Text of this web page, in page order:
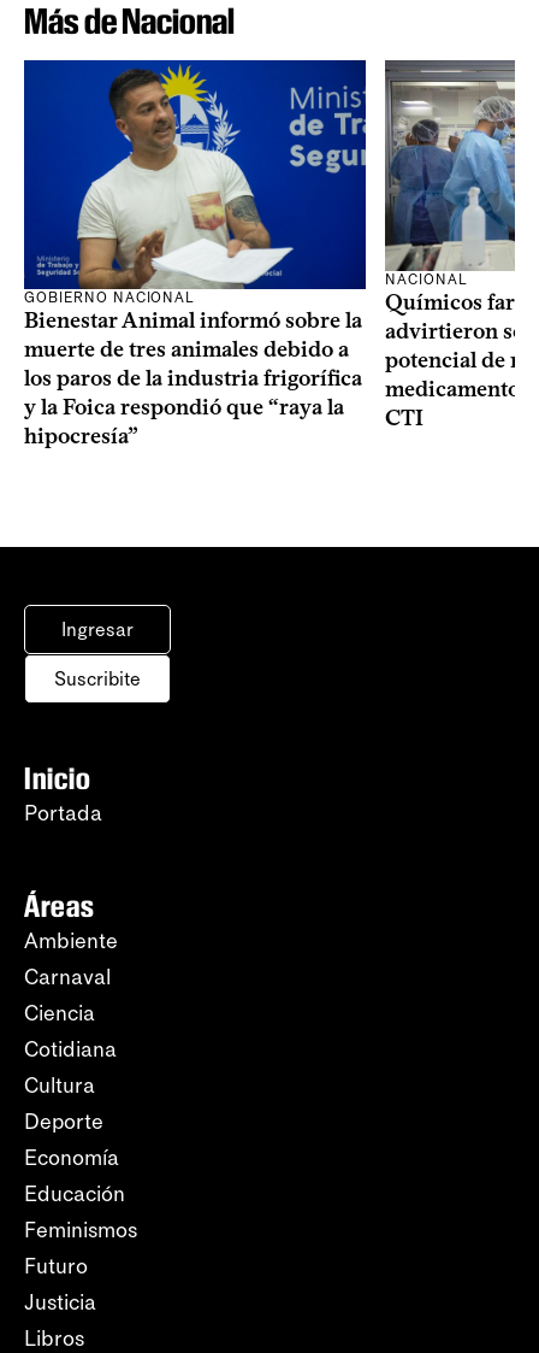
Más de Nacional
GOBIERNO NACIONAL
Bienestar Animal informó sobre la
muerte de tres animales debido a
los paros de la industria frigorífica
y la Foica respondió que “raya la
hipocresía”
NACIONAL
Químicos
advirtieron
potencial de
medicamentos
CTI
Ingresar
Suscribite
Inicio
Portada
Áreas
Ambiente
Carnaval
Ciencia
Cotidiana
Cultura
Deporte
Economía
Educación
Feminismos
Futuro
Justicia
Libros